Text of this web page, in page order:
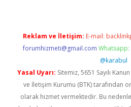
Reklam ve İletişim: E-mail:
forumhizmeti@gmail.com Whatsapp:
@karabul
Yasal Uyarı: Sitemiz, 5651 Sayılı
ve İletişim Kurumu (BTK) tarafından
olarak hizmet vermektedir. Bu